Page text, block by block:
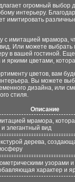
огромный выбор
интерьеру.
имитировать
с имитацией мрамора,
Или можете выбрать
в вашей гостиной.
яркими цветами,
цветов, вам
Вы можете
дизайна, или
стиля.
Описание
мрамора,
элегантный вид
дерева,
узорами
характер и